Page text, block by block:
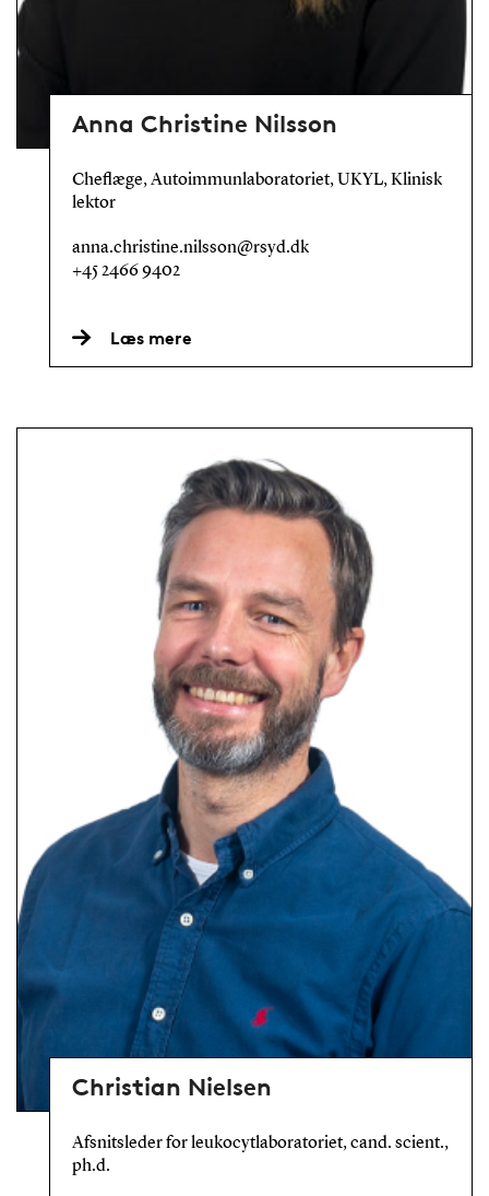
Anna Christine Nilsson
Cheflæge, Autoimmunlaboratoriet, UKYL, Klinisk
lektor
anna.christine.nilsson@rsyd.dk
+45 2466 9402
Læs mere
Christian Nielsen
Afsnitsleder for leukocytlaboratoriet, cand. scient.,
ph.d.